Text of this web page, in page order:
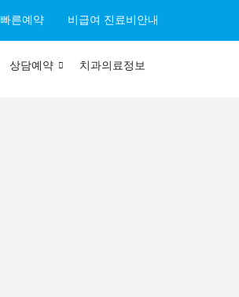
빠른예약 비급여 진료비안내
상담예약 치과의료정보